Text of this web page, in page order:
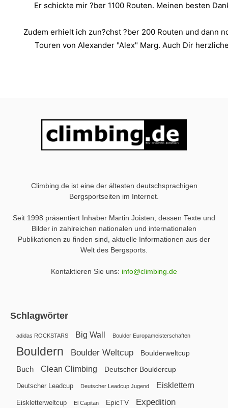
Er schickte mir ?ber 1100 Routen. Meinen besten
Zudem erhielt ich zun?chst ?ber 200 Routen und dann
Touren von Alexander "Alex" Marg. Auch Dir
Climbing.de ist eine der ältesten deutschsprachigen
Bergsportseiten im Internet.
Seit 1998 präsentiert Inhaber Martin Joisten, dessen Texte und
Bilder in zahlreichen nationalen und internationalen
Publikationen zu finden sind, aktuelle Informationen aus der
Welt des Bergsports.
Kontaktieren Sie uns: info@climbing.de
Schlagwörter
adidas ROCKSTARS Big Wall Boulder Europameisterschaften
Bouldern Boulder Weltcup Boulderweltcup
Buch Clean Climbing Deutscher Bouldercup
Deutscher Leadcup Deutscher Leadcup Jugend Eisklettern
Eiskletterweltcup El Capitan EpicTV Expedition